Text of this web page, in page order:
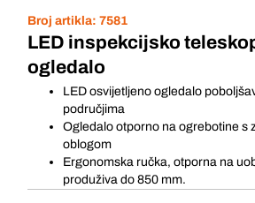
Broj artikla: 7581
LED inspekcijsko
ogledalo
LED osvijetljeno ogledalo
područjima
Ogledalo otporno na ogrebotine s
oblogom
Ergonomska ručka, otporna na
produživa do 850 mm.